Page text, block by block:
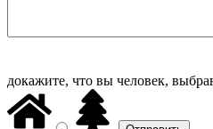
докажите, что вы человек,